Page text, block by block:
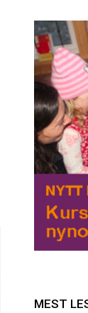
MEST